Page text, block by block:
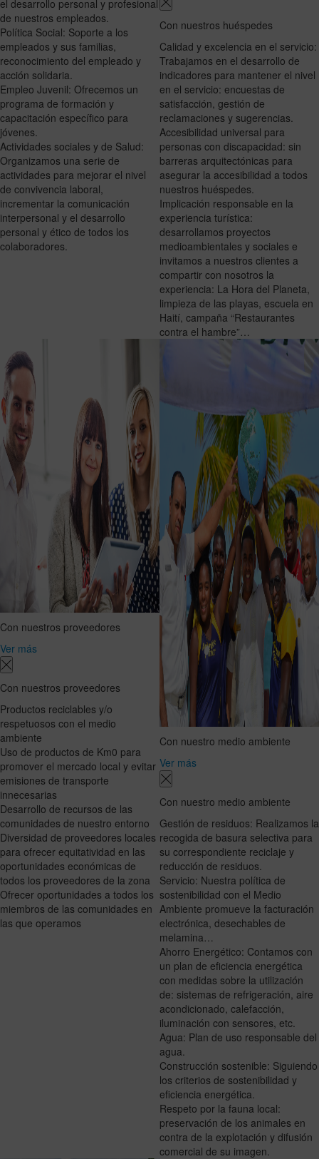
el desarrollo personal y profesional
de nuestros empleados.
Política Social: Soporte a los
empleados y sus familias,
reconocimiento del empleado y
acción solidaria.
Empleo Juvenil: Ofrecemos un
programa de formación y
capacitación específico para
jóvenes.
Actividades sociales y de Salud:
Organizamos una serie de
actividades para mejorar el nivel
de convivencia laboral,
incrementar la comunicación
interpersonal y el desarrollo
personal y ético de todos los
colaboradores.
Con nuestros huéspedes
Calidad y excelencia en el servicio:
Trabajamos en el desarrollo de
indicadores para mantener el nivel
en el servicio: encuestas de
satisfacción, gestión de
reclamaciones y sugerencias.
Accesibilidad universal para
personas con discapacidad: sin
barreras arquitectónicas para
asegurar la accesibilidad a todos
nuestros huéspedes.
Implicación responsable en la
experiencia turística:
desarrollamos proyectos
medioambientales y sociales e
invitamos a nuestros clientes a
compartir con nosotros la
experiencia: La Hora del Planeta,
limpieza de las playas, escuela en
Haití, campaña “Restaurantes
contra el hambre”…
Con nuestros proveedores
Ver más
Con nuestros proveedores
Productos reciclables y/o
respetuosos con el medio
ambiente
Uso de productos de Km0 para
promover el mercado local y evitar
emisiones de transporte
innecesarias
Desarrollo de recursos de las
comunidades de nuestro entorno
Diversidad de proveedores locales
para ofrecer equitatividad en las
oportunidades económicas de
todos los proveedores de la zona
Ofrecer oportunidades a todos los
miembros de las comunidades en
las que operamos
Con nuestro medio ambiente
Ver más
Con nuestro medio ambiente
Gestión de residuos: Realizamos la
recogida de basura selectiva para
su correspondiente reciclaje y
reducción de residuos.
Servicio: Nuestra política de
sostenibilidad con el Medio
Ambiente promueve la facturación
electrónica, desechables de
melamina…
Ahorro Energético: Contamos con
un plan de eficiencia energética
con medidas sobre la utilización
de: sistemas de refrigeración, aire
acondicionado, calefacción,
iluminación con sensores, etc.
Agua: Plan de uso responsable del
agua.
Construcción sostenible: Siguiendo
los criterios de sostenibilidad y
eficiencia energética.
Respeto por la fauna local:
preservación de los animales en
contra de la explotación y difusión
comercial de su imagen.